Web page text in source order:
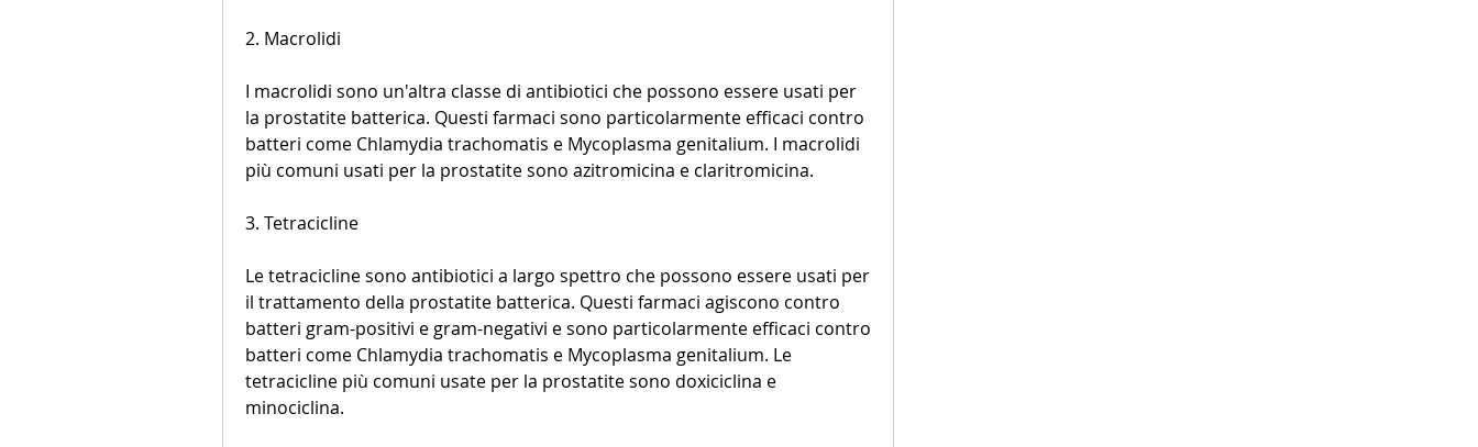
2. Macrolidi
I macrolidi sono un'altra classe di antibiotici che possono essere usati per
la prostatite batterica. Questi farmaci sono particolarmente efficaci contro
batteri come Chlamydia trachomatis e Mycoplasma genitalium. I macrolidi
più comuni usati per la prostatite sono azitromicina e claritromicina.
3. Tetracicline
Le tetracicline sono antibiotici a largo spettro che possono essere usati per
il trattamento della prostatite batterica. Questi farmaci agiscono contro
batteri gram-positivi e gram-negativi e sono particolarmente efficaci contro
batteri come Chlamydia trachomatis e Mycoplasma genitalium. Le
tetracicline più comuni usate per la prostatite sono doxiciclina e
minociclina.